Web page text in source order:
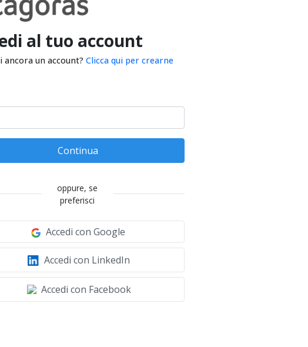
al tuo account
ancora un account? Clicca qui per crearne
Continua
oppure, se
preferisci
Accedi con Google
Accedi con LinkedIn
Accedi con Facebook